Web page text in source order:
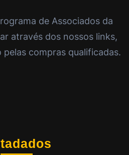
de Associados da
através dos nossos links,
pelas compras qualificadas.